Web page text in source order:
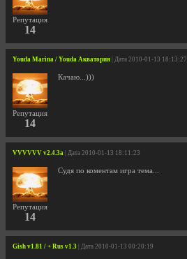
Репутация
14
Youda Marina / Youda Акватория | Дата 2010-01-13 18:13:27
Репутация
14
Качаю...)))
VVVVVV v2.4.3a | Дата 2010-01-13 18:11:23
Репутация
14
Судя по коментам игра тема...
Gish v1.81 / + Rus v1.3 | Дата 2010-01-13 00:20:19